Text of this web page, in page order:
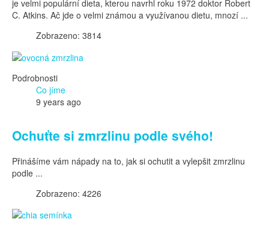
je velmi populární dieta, kterou navrhl roku 1972 doktor Robert
C. Atkins. Ač jde o velmi známou a využívanou dietu, mnozí ...
Zobrazeno: 3814
Podrobnosti
Co jíme
9 years ago
Ochuťte si zmrzlinu podle svého!
Přinášíme vám nápady na to, jak si ochutit a vylepšit zmrzlinu
podle ...
Zobrazeno: 4226